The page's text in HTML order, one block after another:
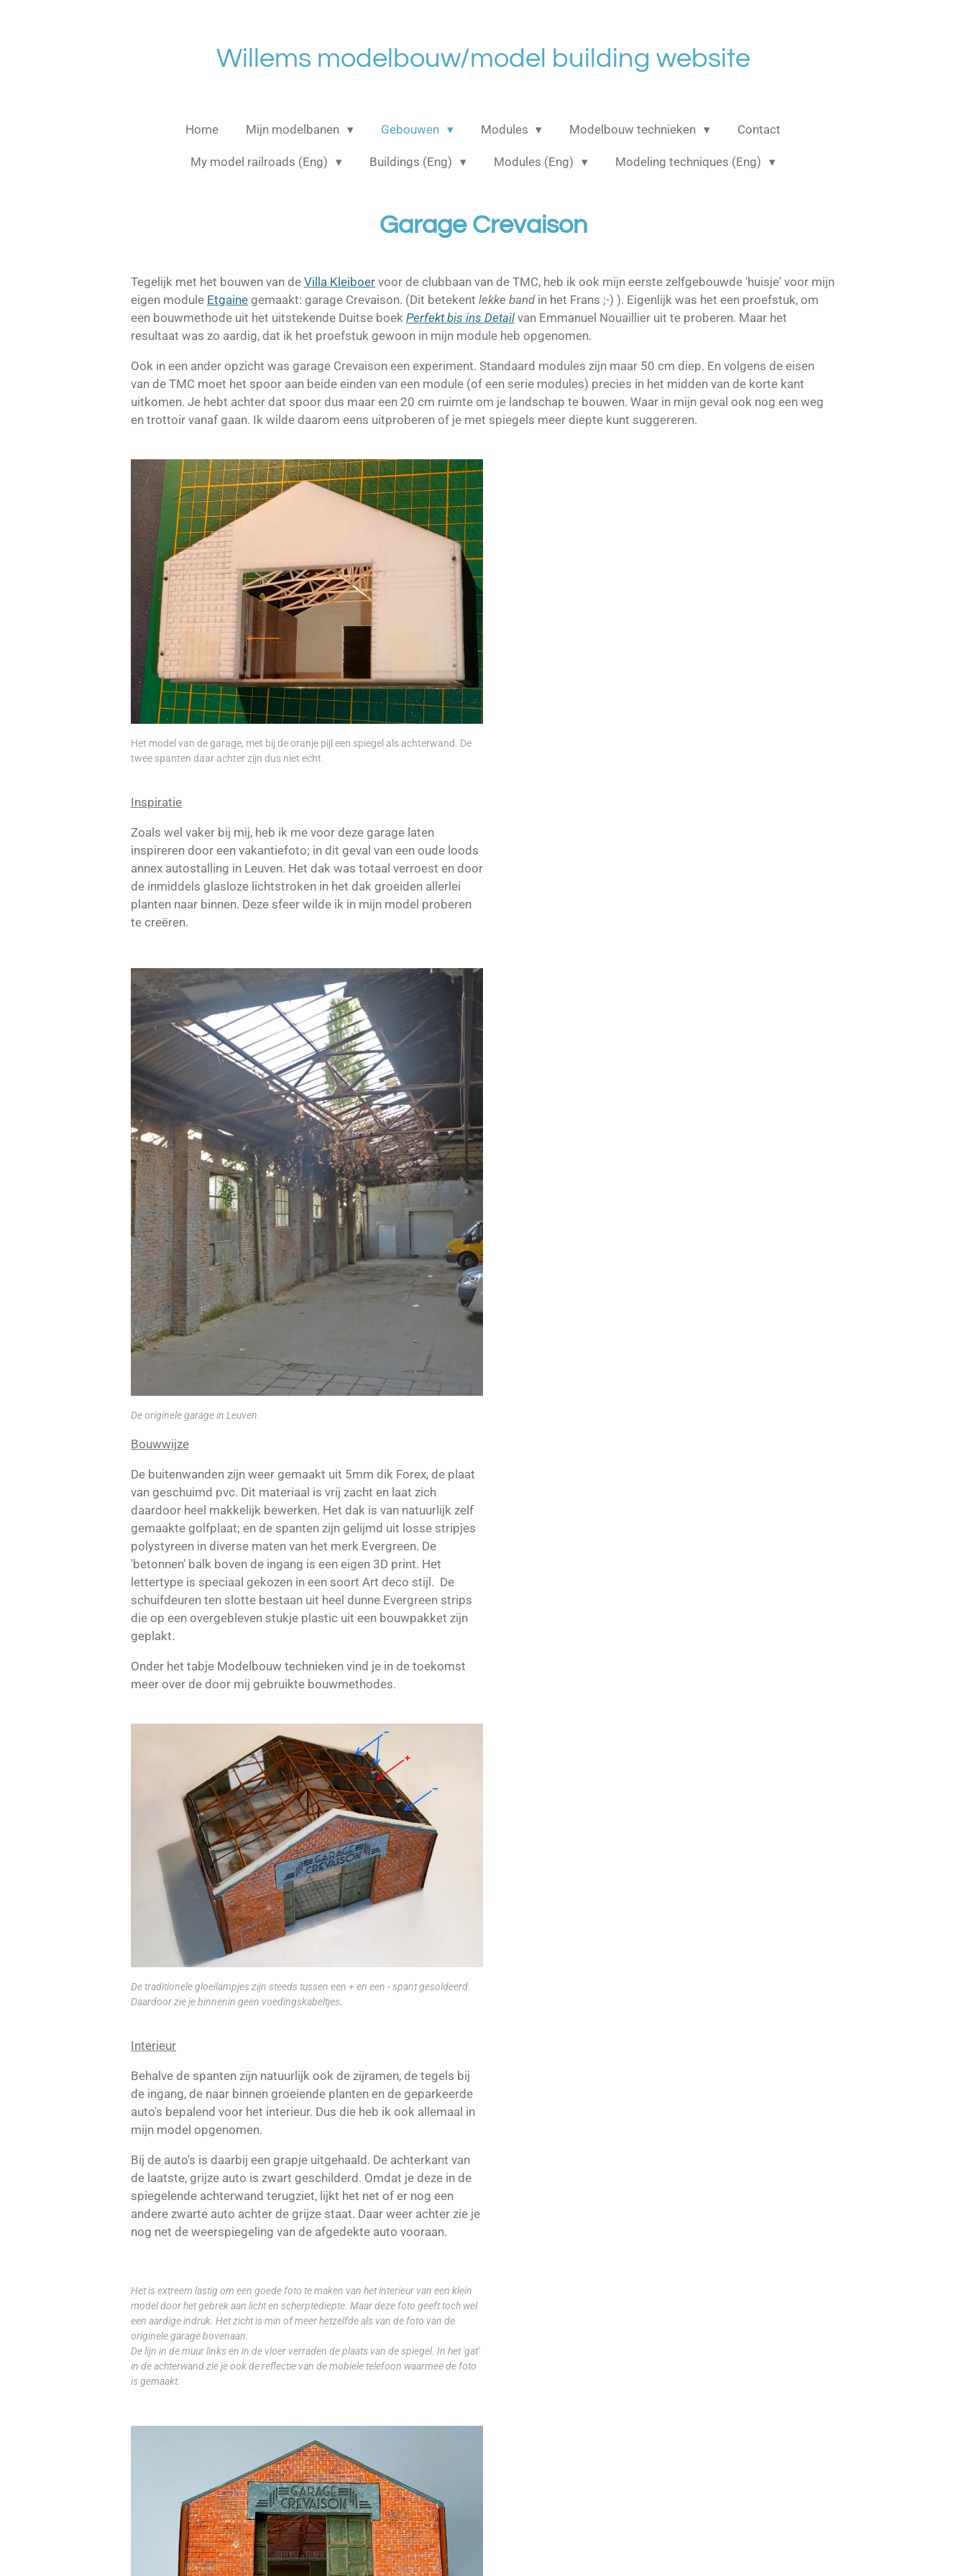
Willems modelbouw/model building website
Home Mijn modelbanen Gebouwen Modules Modelbouw technieken Contact
My model railroads (Eng) Buildings (Eng) Modules (Eng) Modeling techniques (Eng)
Garage Crevaison
Tegelijk met het bouwen van de Villa Kleiboer voor de clubbaan van de TMC, heb ik ook mijn eerste zelfgebouwde 'huisje' voor mijn
eigen module Etgaine gemaakt: garage Crevaison. (Dit betekent lekke bandin het Frans ;-) ). Eigenlijk was het een proefstuk, om
een bouwmethode uit het uitstekende Duitse boek Perfekt bis ins Detail van Emmanuel Nouaillier uit te proberen. Maar het
resultaat was zo aardig, dat ik het proefstuk gewoon in mijn module heb opgenomen.
Ook in een ander opzicht was garage Crevaison een experiment. Standaard modules zijn maar 50 cm diep. En volgens de eisen
van de TMC moet het spoor aan beide einden van een module (of een serie modules) precies in het midden van de korte kant
uitkomen. Je hebt achter dat spoor dus maar een 20 cm ruimte om je landschap te bouwen. Waar in mijn geval ook nog een weg
en trottoir vanaf gaan. Ik wilde daarom eens uitproberen of je met spiegels meer diepte kunt suggereren.
Het model van de garage, met bij de oranje pijl een spiegel als achterwand. De
twee spanten daar achter zijn dus niet echt.
Inspiratie
Zoals wel vaker bij mij, heb ik me voor deze garage laten
inspireren door een vakantiefoto; in dit geval van een oude loods
annex autostalling in Leuven. Het dak was totaal verroest en door
de inmiddels glasloze lichtstroken in het dak groeiden allerlei
planten naar binnen. Deze sfeer wilde ik in mijn model proberen
te creëren.
De originele garage in Leuven.
Bouwwijze
De buitenwanden zijn weer gemaakt uit 5mm dik Forex, de plaat
van geschuimd pvc. Dit materiaal is vrij zacht en laat zich
daardoor heel makkelijk bewerken. Het dak is van natuurlijk zelf
gemaakte golfplaat; en de spanten zijn gelijmd uit losse stripjes
polystyreen in diverse maten van het merk Evergreen. De
'betonnen' balk boven de ingang is een eigen 3D print. Het
lettertype is speciaal gekozen in een soort Art deco stijl. De
schuifdeuren ten slotte bestaan uit heel dunne Evergreen strips
die op een overgebleven stukje plastic uit een bouwpakket zijn
geplakt.
Onder het tabje Modelbouw technieken vind je in de toekomst
meer over de door mij gebruikte bouwmethodes.
De traditionele gloeilampjes zijn steeds tussen een + en een - spant gesoldeerd.
Daardoor zie je binnenin geen voedingskabeltjes.
Interieur
Behalve de spanten zijn natuurlijk ook de zijramen, de tegels bij
de ingang, de naar binnen groeiende planten en de geparkeerde
auto's bepalend voor het interieur. Dus die heb ik ook allemaal in
mijn model opgenomen.
Bij de auto's is daarbij een grapje uitgehaald. De achterkant van
de laatste, grijze auto is zwart geschilderd. Omdat je deze in de
spiegelende achterwand terugziet, lijkt het net of er nog een
andere zwarte auto achter de grijze staat. Daar weer achter zie je
nog net de weerspiegeling van de afgedekte auto vooraan.
Het is extreem lastig om een goede foto te maken van het interieur van een klein
model door het gebrek aan licht en scherptediepte. Maar deze foto geeft toch wel
een aardige indruk. Het zicht is min of meer hetzelfde als van de foto van de
originele garage bovenaan.
De lijn in de muur links en in de vloer verraden de plaats van de spiegel. In het 'gat'
in de achterwand zie je ook de reflectie van de mobiele telefoon waarmee de foto
is gemaakt.